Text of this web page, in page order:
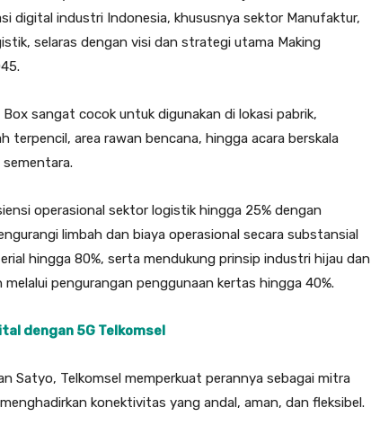
digital industri Indonesia, khususnya sektor Manufaktur,
selaras dengan visi dan strategi utama Making
sangat cocok untuk digunakan di lokasi pabrik,
terpencil, area rawan bencana, hingga acara berskala
operasional sektor logistik hingga 25% dengan
limbah dan biaya operasional secara substansial
hingga 80%, serta mendukung prinsip industri hijau dan
pengurangan penggunaan kertas hingga 40%.
dengan 5G Telkomsel
Satyo, Telkomsel memperkuat perannya sebagai mitra
konektivitas yang andal, aman, dan fleksibel.